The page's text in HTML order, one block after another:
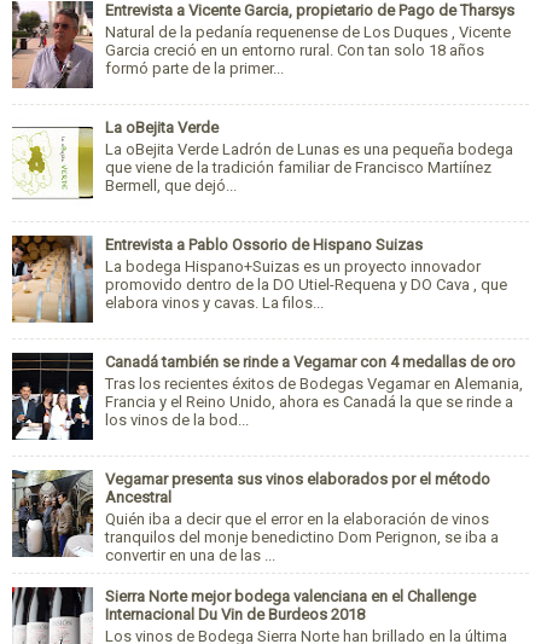
Entrevista a Vicente Garcia, propietario de Pago de Tharsys
Natural de la pedanía requenense de Los Duques , Vicente
Garcia creció en un entorno rural. Con tan solo 18 años
formó parte de la primer...
La oBejita Verde
La oBejita Verde Ladrón de Lunas es una pequeña bodega
que viene de la tradición familiar de Francisco Martiínez
Bermell, que dejó...
Entrevista a Pablo Ossorio de Hispano Suizas
La bodega Hispano+Suizas es un proyecto innovador
promovido dentro de la DO Utiel-Requena y DO Cava , que
elabora vinos y cavas. La filos...
Canadá también se rinde a Vegamar con 4 medallas de oro
Tras los recientes éxitos de Bodegas Vegamar en Alemania,
Francia y el Reino Unido, ahora es Canadá la que se rinde a
los vinos de la bod...
Vegamar presenta sus vinos elaborados por el método
Ancestral
Quién iba a decir que el error en la elaboración de vinos
tranquilos del monje benedictino Dom Perignon, se iba a
convertir en una de las ...
Sierra Norte mejor bodega valenciana en el Challenge
Internacional Du Vin de Burdeos 2018
Los vinos de Bodega Sierra Norte han brillado en la última